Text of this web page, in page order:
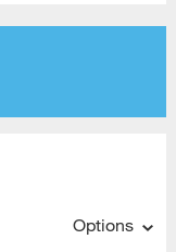
Options